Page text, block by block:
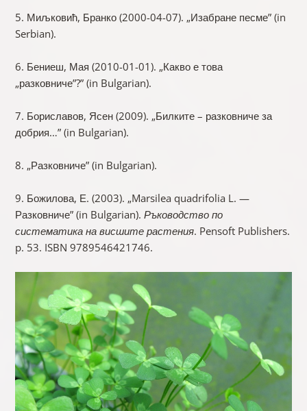
5. Миљковић, Бранко (2000-04-07). „Изабране песме” (in
Serbian).
6. Бениеш, Мая (2010-01-01). „Какво е това
„разковниче”?” (in Bulgarian).
7. Бориславов, Ясен (2009). „Билките – разковниче за
добрия…” (in Bulgarian).
8. „Разковниче” (in Bulgarian).
9. Божилова, Е. (2003). „Marsilea quadrifolia L. —
Разковниче” (in Bulgarian). Ръководство по
систематика на висшите растения. Pensoft Publishers.
p. 53. ISBN 9789546421746.